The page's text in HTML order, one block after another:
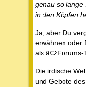
genau so lange
in den Köpfen
Ja, aber Du
erwähnen oder
als â€žForums-
Die irdische
und Gebote